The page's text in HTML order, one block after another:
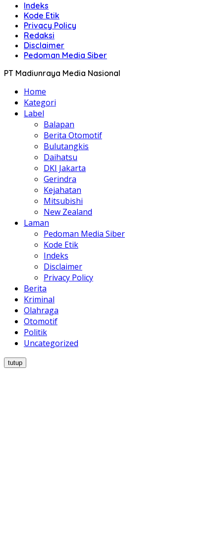
Indeks
Kode Etik
Privacy Policy
Redaksi
Disclaimer
Pedoman Media Siber
PT Madiunraya Media Nasional
Home
Kategori
Label
Balapan
Berita Otomotif
Bulutangkis
Daihatsu
DKI Jakarta
Gerindra
Kejahatan
Mitsubishi
New Zealand
Laman
Pedoman Media Siber
Kode Etik
Indeks
Disclaimer
Privacy Policy
Berita
Kriminal
Olahraga
Otomotif
Politik
Uncategorized
tutup